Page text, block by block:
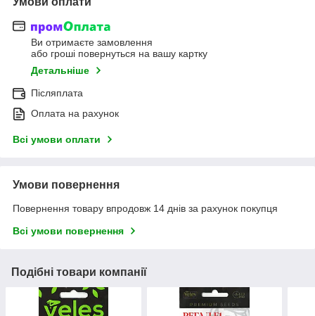
Ви отримаєте замовлення
або гроші повернуться на вашу картку
Детальніше
Післяплата
Оплата на рахунок
Всі умови оплати
Умови повернення
Повернення товару впродовж 14 днів за рахунок покупця
Всі умови повернення
Подібні товари компанії